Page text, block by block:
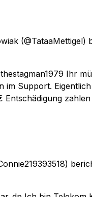
(@TataaMettigel)
Ihr
im Support.
Entschädigung